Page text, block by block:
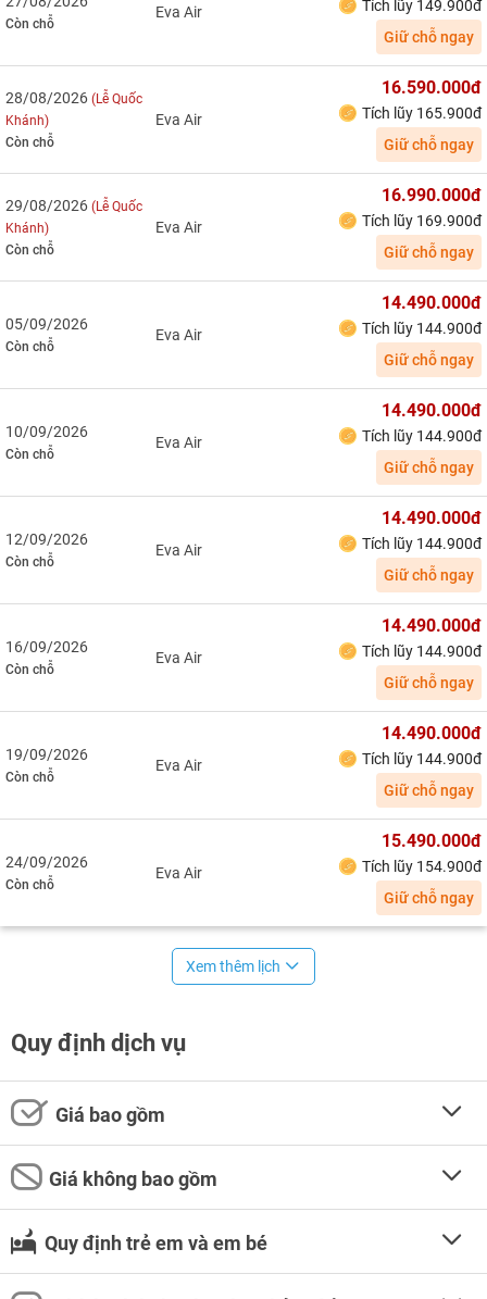
Còn chỗ
Eva Air
Tích lũy 149.900đ
Giữ chỗ ngay
28/08/2026 (Lễ Quốc
Khánh)
Còn chỗ
Eva Air
16.590.000đ
Tích lũy 165.900đ
Giữ chỗ ngay
29/08/2026 (Lễ Quốc
Khánh)
Còn chỗ
Eva Air
16.990.000đ
Tích lũy 169.900đ
Giữ chỗ ngay
05/09/2026
Còn chỗ
Eva Air
14.490.000đ
Tích lũy 144.900đ
Giữ chỗ ngay
10/09/2026
Còn chỗ
Eva Air
14.490.000đ
Tích lũy 144.900đ
Giữ chỗ ngay
12/09/2026
Còn chỗ
Eva Air
14.490.000đ
Tích lũy 144.900đ
Giữ chỗ ngay
16/09/2026
Còn chỗ
Eva Air
14.490.000đ
Tích lũy 144.900đ
Giữ chỗ ngay
19/09/2026
Còn chỗ
Eva Air
14.490.000đ
Tích lũy 144.900đ
Giữ chỗ ngay
24/09/2026
Còn chỗ
Eva Air
15.490.000đ
Tích lũy 154.900đ
Giữ chỗ ngay
Xem thêm lịch
Quy định dịch vụ
Giá bao gồm
Giá không bao gồm
Quy định trẻ em và em bé